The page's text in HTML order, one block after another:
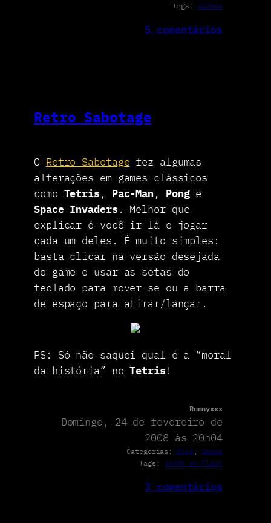
Tags: Vídeos
5 comentários
Retro Sabotage
O Retro Sabotage fez algumas
alterações em games clássicos
como Tetris , Pac-Man, Ponge
Space Invaders . Melhor que
explicar é você ir lá e jogar
cada um deles. É muito simples:
basta clicar na versão desejada
do game e usar as setas do
teclado para mover-se ou a barra
de espaço para atirar/lançar.
PS: Só não saquei qual é a “moral
da história” noTetris !
Ronnyxxx
Domingo, 24 de fevereiro de
2008 às 20h04
Categorias: Blog, Games
Tags:Games em Flash
3 comentários